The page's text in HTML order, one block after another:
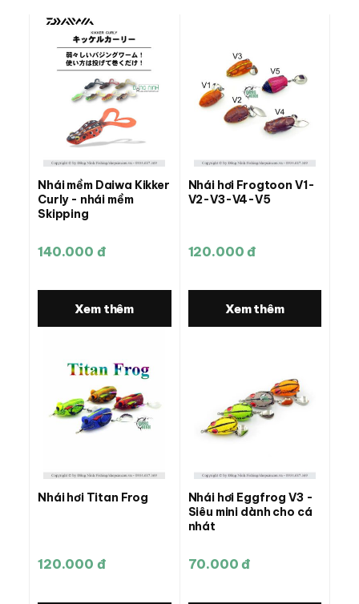
Nhái mềm Daiwa Kikker
Curly - nhái mềm
Skipping
140.000 đ
Xem thêm
Nhái hơi Frogtoon V1-
V2-V3-V4-V5
120.000 đ
Xem thêm
Nhái hơi Titan Frog
120.000 đ
Nhái hơi Eggfrog V3 -
Siêu mini dành cho cá
nhát
70.000 đ